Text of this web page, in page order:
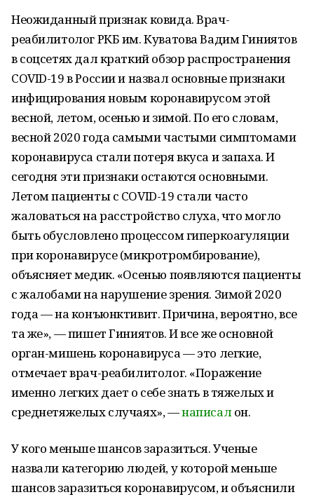
Неожиданный признак ковида. Врач-
реабилитолог РКБ им. Куватова Вадим Гиниятов
в соцсетях дал краткий обзор распространения
COVID-19 в России и назвал основные признаки
инфицирования новым коронавирусом этой
весной, летом, осенью и зимой. По его словам,
весной 2020 года самыми частыми симптомами
коронавируса стали потеря вкуса и запаха. И
сегодня эти признаки остаются основными.
Летом пациенты с COVID-19 стали часто
жаловаться на расстройство слуха, что могло
быть обусловлено процессом гиперкоагуляции
при коронавирусе (микротромбирование),
объясняет медик. «Осенью появляются пациенты
с жалобами на нарушение зрения. Зимой 2020
года — на конъюнктивит. Причина, вероятно, все
та же», — пишет Гиниятов. И все же основной
орган-мишень коронавируса — это легкие,
отмечает врач-реабилитолог. «Поражение
именно легких дает о себе знать в тяжелых и
среднетяжелых случаях», —написалон.
У кого меньше шансов заразиться. Ученые
назвали категорию людей, у которой меньше
шансов заразиться коронавирусом, и объяснили